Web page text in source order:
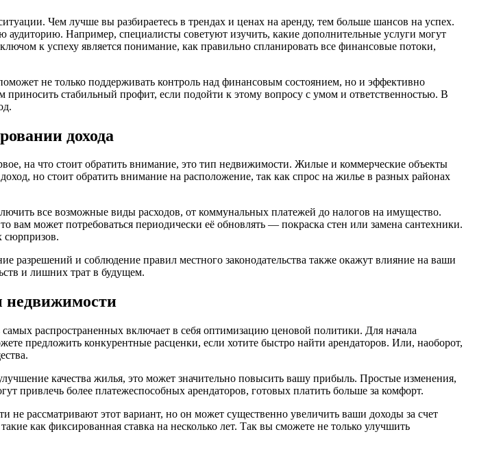
Чем лучше вы разбираетесь в трендах и ценах на аренду, тем больше шансов на успех.
Например, специалисты советуют изучить, какие дополнительные услуги могут
к успеху является понимание, как правильно спланировать все финансовые потоки,
не только поддерживать контроль над финансовым состоянием, но и эффективно
стабильный профит, если подойти к этому вопросу с умом и ответственностью. В
дохода
на что стоит обратить внимание, это тип недвижимости. Жилые и коммерческие объекты
но стоит обратить внимание на расположение, так как спрос на жилье в разных районах
все возможные виды расходов, от коммунальных платежей до налогов на имущество.
может потребоваться периодически её обновлять — покраска стен или замена сантехники.
сюрпризов.
разрешений и соблюдение правил местного законодательства также окажут влияние на ваши
и лишних трат в будущем.
недвижимости
распространенных включает в себя оптимизацию ценовой политики. Для начала
предложить конкурентные расценки, если хотите быстро найти арендаторов. Или, наоборот,
качества жилья, это может значительно повысить вашу прибыль. Простые изменения,
привлечь более платежеспособных арендаторов, готовых платить больше за комфорт.
рассматривают этот вариант, но он может существенно увеличить ваши доходы за счет
как фиксированная ставка на несколько лет. Так вы сможете не только улучшить